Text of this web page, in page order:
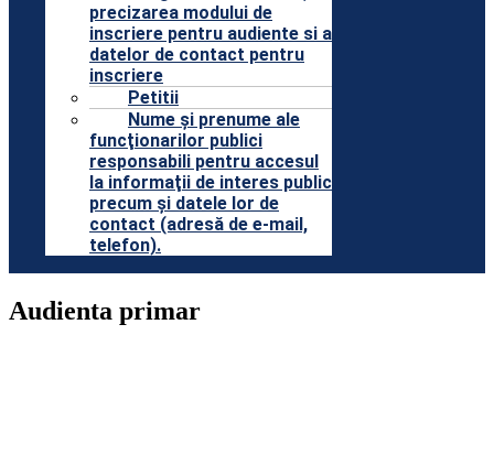
precizarea modului de
inscriere pentru audiente si a
datelor de contact pentru
inscriere
Petitii
Nume şi prenume ale
funcţionarilor publici
responsabili pentru accesul
la informaţii de interes public
precum şi datele lor de
contact (adresă de e-mail,
telefon).
Audienta primar